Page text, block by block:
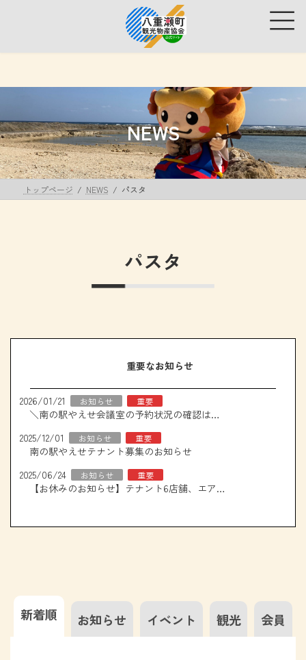
ス
プ
ン
動
NEWS
トップページ NEWS パスタ
パスタ
重要なお知らせ
2026/01/21 お知らせ 重要
＼南の駅やえせ会議室の予約状況の確認はこちら！／
2025/12/01
お知らせ 重要
南の駅やえせテナント募集のお知らせ
2025/06/24
お知らせ 重要
【お休みのお知らせ】テナント6店舗、エアコン取り換え工事について
新着順 お知らせ イベント 観光 会員